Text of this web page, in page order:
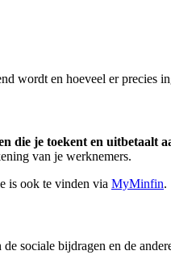
wordt en hoeveel er precies
die je toekent en uitbetaalt
van je werknemers.
is ook te vinden via MyMinfin.
sociale bijdragen en de